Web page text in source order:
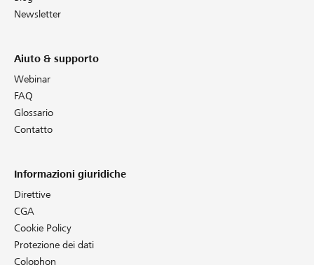
Newsletter
Aiuto & supporto
Webinar
FAQ
Glossario
Contatto
Informazioni giuridiche
Direttive
CGA
Cookie Policy
Protezione dei dati
Colophon